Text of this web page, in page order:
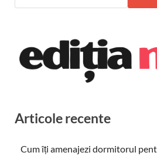
Articole recente
Cum îți amenajezi dormitorul